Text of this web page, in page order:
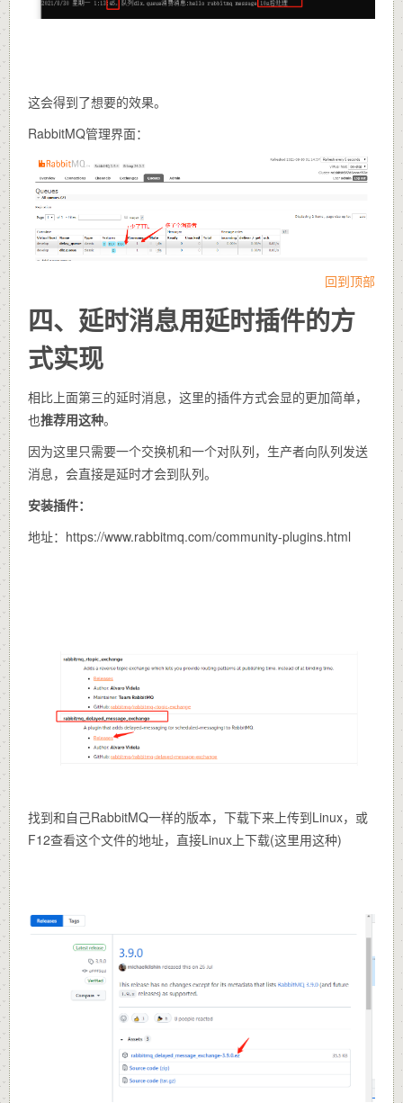
这会得到了想要的效果。
RabbitMQ管理界面：
回到顶部
四、延时消息用延时插件的方
式实现
相比上面第三的延时消息，这里的插件方式会显的更加简单，
也推荐用这种。
因为这里只需要一个交换机和一个对队列，生产者向队列发送
消息，会直接是延时才会到队列。
安装插件：
地址：https://www.rabbitmq.com/community-plugins.html
找到和自己RabbitMQ一样的版本，下载下来上传到Linux，或
F12查看这个文件的地址，直接Linux上下载(这里用这种)